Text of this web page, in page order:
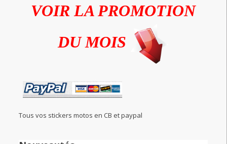
VOIR LA PROMOTION
DU MOIS
Tous vos stickers motos en CB et paypal